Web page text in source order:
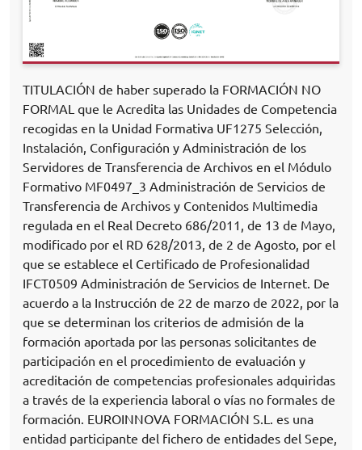
TITULACIÓN de haber superado la FORMACIÓN NO
FORMAL que le Acredita las Unidades de Competencia
recogidas en la Unidad Formativa UF1275 Selección,
Instalación, Configuración y Administración de los
Servidores de Transferencia de Archivos en el Módulo
Formativo MF0497_3 Administración de Servicios de
Transferencia de Archivos y Contenidos Multimedia
regulada en el Real Decreto 686/2011, de 13 de Mayo,
modificado por el RD 628/2013, de 2 de Agosto, por el
que se establece el Certificado de Profesionalidad
IFCT0509 Administración de Servicios de Internet. De
acuerdo a la Instrucción de 22 de marzo de 2022, por la
que se determinan los criterios de admisión de la
formación aportada por las personas solicitantes de
participación en el procedimiento de evaluación y
acreditación de competencias profesionales adquiridas
a través de la experiencia laboral o vías no formales de
formación. EUROINNOVA FORMACIÓN S.L. es una
entidad participante del fichero de entidades del Sepe,